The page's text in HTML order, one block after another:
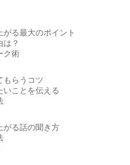
る最大のポイント
は？
ク術
もらうコツ
いことを伝える
がる話の聞き方